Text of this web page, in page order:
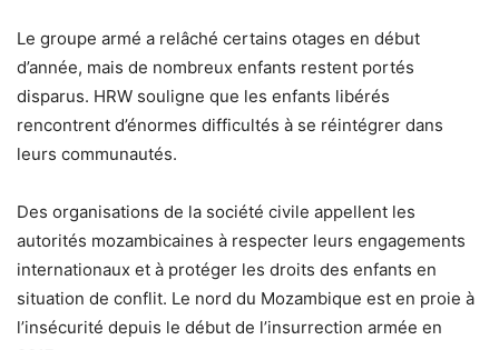
Le groupe armé a relâché certains otages en début
d’année, mais de nombreux enfants restent portés
disparus. HRW souligne que les enfants libérés
rencontrent d’énormes difficultés à se réintégrer dans
leurs communautés.
Des organisations de la société civile appellent les
autorités mozambicaines à respecter leurs engagements
internationaux et à protéger les droits des enfants en
situation de conflit. Le nord du Mozambique est en proie à
l’insécurité depuis le début de l’insurrection armée en